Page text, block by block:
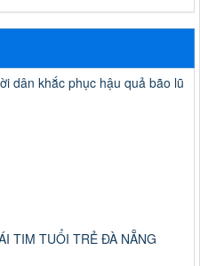
dân khắc phục hậu quả bão lũ
TIM TUỔI TRẺ ĐÀ NẴNG